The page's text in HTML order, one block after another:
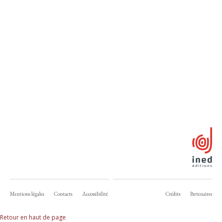
Mentions légales Contacts Accessibilité Crédits Partenaires
Retour en haut de page